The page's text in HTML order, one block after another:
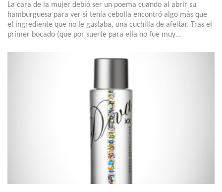
La cara de la mujer debió ser un poema cuando al abrir su
hamburguesa para ver si tenía cebolla encontró algo más que
el ingrediente que no le gustaba, una cuchilla de afeitar. Tras el
primer bocado (que por suerte para ella no fue muy…